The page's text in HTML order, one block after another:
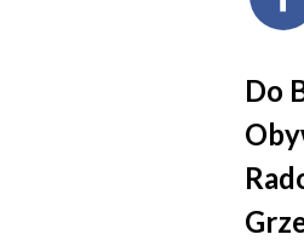
Do